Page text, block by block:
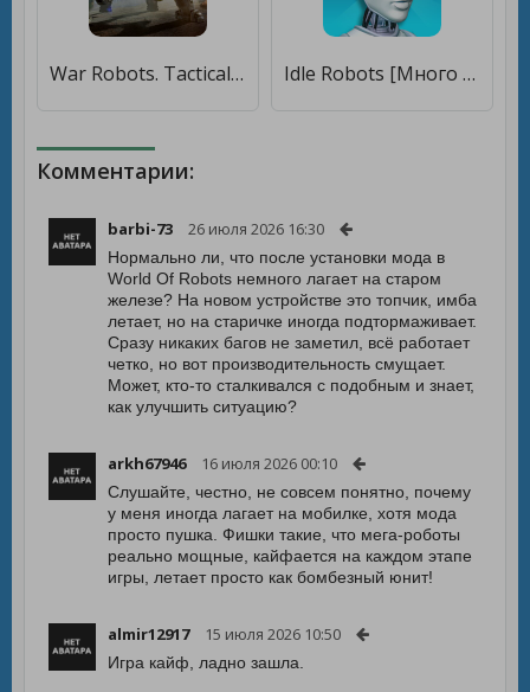
War Robots. Tactical action [Мод меню] Idle Robots [Много монет]
Комментарии:
barbi-73 26 июля 2026 16:30
Нормально ли, что после установки мода в
World Of Robots немного лагает на старом
железе? На новом устройстве это топчик, имба
летает, но на старичке иногда подтормаживает.
Сразу никаких багов не заметил, всё работает
четко, но вот производительность смущает.
Может, кто-то сталкивался с подобным и знает,
как улучшить ситуацию?
arkh67946 16 июля 2026 00:10
Слушайте, честно, не совсем понятно, почему
у меня иногда лагает на мобилке, хотя мода
просто пушка. Фишки такие, что мега-роботы
реально мощные, кайфается на каждом этапе
игры, летает просто как бомбезный юнит!
almir12917 15 июля 2026 10:50
Игра кайф, ладно зашла.